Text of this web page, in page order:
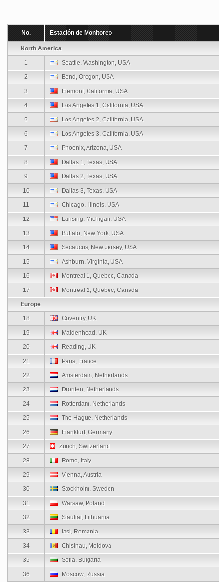
No. Estación de Monitoreo
North America
1 Seattle, Washington, USA
2 Bend, Oregon, USA
3 Fremont, California, USA
4 Los Angeles 1, California, USA
5 Los Angeles 2, California, USA
6 Los Angeles 3, California, USA
7 Phoenix, Arizona, USA
8 Dallas 1, Texas, USA
9 Dallas 2, Texas, USA
10 Dallas 3, Texas, USA
11 Chicago, Illinois, USA
12 Lansing, Michigan, USA
13 Buffalo, New York, USA
14 Secaucus, New Jersey, USA
15 Ashburn, Virginia, USA
16 Montreal 1, Quebec, Canada
17 Montreal 2, Quebec, Canada
Europe
18 Coventry, UK
19 Maidenhead, UK
20 Reading, UK
21 Paris, France
22 Amsterdam, Netherlands
23 Dronten, Netherlands
24 Rotterdam, Netherlands
25 The Hague, Netherlands
26 Frankfurt, Germany
27 Zurich, Switzerland
28 Rome, Italy
29 Vienna, Austria
30 Stockholm, Sweden
31 Warsaw, Poland
32 Siauliai, Lithuania
33 Iasi, Romania
34 Chisinau, Moldova
35 Sofia, Bulgaria
36 Moscow, Russia